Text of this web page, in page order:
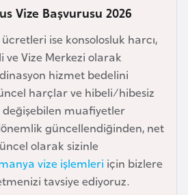
Vize Başvurusu 2026
ise konsolosluk harcı,
ve Vize Merkezi olarak
hizmet bedelini
harçlar ve hibeli/hibesiz
muafiyetler
güncellendiğinden, net
olarak sizinle
vize işlemleri için bizlere
tavsiye ediyoruz.